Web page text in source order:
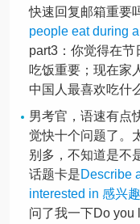
快速回复邮箱重要
people eat during
part3：你觉得在
吃饭重要；现在家
中国人最喜欢吃什
男考官，语速有点
觉快十个问题了。
别多，不知道是不
话题卡是Describe
interested in 感兴
问了我一下Do you